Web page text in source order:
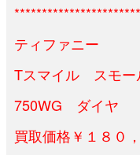
ティファニー
Tスマイル スモ
750WG ダイヤ
買取価格￥１８０